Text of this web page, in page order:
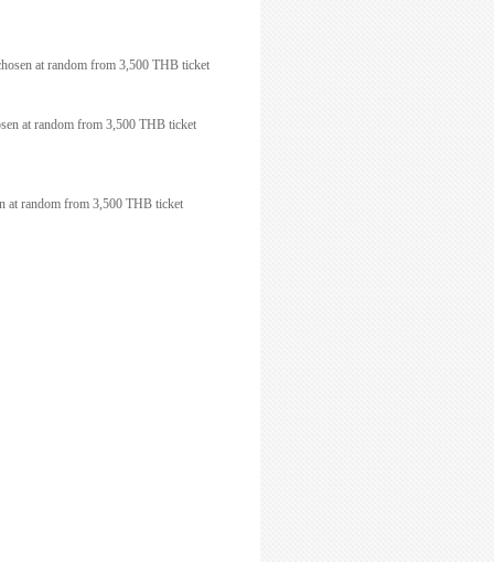
at random from 3,500 THB ticket
at random from 3,500 THB ticket
at random from 3,500 THB ticket